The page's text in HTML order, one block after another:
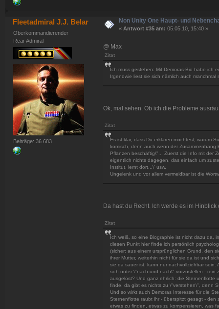
Fleetadmiral J.J. Belar
Oberkommandierender
Rear Admiral
Beiträge: 36.683
Non Unity One Haupt- und
« Antwort #35 am: 05.05.10, 15:40 »
@ Max
Zitat
Ich muss gestehen: Mit Demoras-Bio habe ich
Irgendwie liest sie sich nämlich auch manchmal
Ok, mal sehen. Ob ich die Probleme
Zitat
Es ist klar, dass Du erklären möchtest, warum
komisch, denn auch wenn der Zusammenhang
Pflanzen beschäftig\"... Zuerst die Info mit der
eigentlich nichts dagegen, das einfach um
Institut, lernt dort...\' usw.
Ungelenk und vor allem vermeidbar ist die
Da hast du Recht. Ich werde es im
Zitat
Ich weiß, so eine Biographie ist nicht dazu da,
diesen Punkt hier finde ich persönlich
(sicher: aus einem ursprünglichen Grund, den
ihrer Mutter, weiterhin nicht für sie da ist und
sie da sauer ist, kann nur nachvollziehbar
sich unter \"nach und nach\" vorzustellen -
ausgelöst? Und ganz ehrlich: die Sternenflotte
finde, da gibt es nichts zu \"verstehen\", denn
Und so wirkt auch Demoras Interesse für die
Sternenflotte raubt ihr - überspitzt gesagt - den
etwas zu finden, etwas zu kompensieren, was